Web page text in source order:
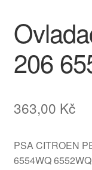
Reklamace
Reklamační řád
206
363,00 Kč
PSA CITROEN
6554WQ 6552WQ